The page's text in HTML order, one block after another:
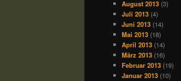
August 2013 (3)
Juli 2013 (4)
Juni 2013 (14)
Mai 2013 (18)
April 2013 (14)
März 2013 (16)
Februar 2013 (19)
Januar 2013 (10)